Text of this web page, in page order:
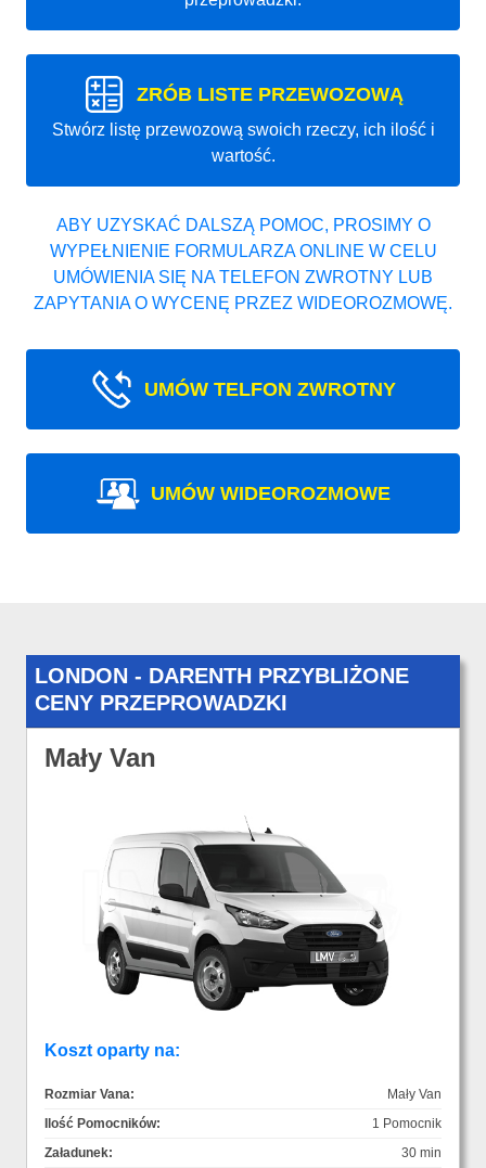
ZRÓB LISTE PRZEWOZOWĄ
Stwórz listę przewozową swoich rzeczy, ich ilość i
wartość.
ABY UZYSKAĆ DALSZĄ POMOC, PROSIMY O
WYPEŁNIENIE FORMULARZA ONLINE W CELU
UMÓWIENIA SIĘ NA TELEFON ZWROTNY LUB
ZAPYTANIA O WYCENĘ PRZEZ WIDEOROZMOWĘ.
UMÓW TELFON ZWROTNY
UMÓW WIDEOROZMOWE
LONDON - DARENTH PRZYBLIŻONE
CENY PRZEPROWADZKI
Mały Van
Koszt oparty na:
Rozmiar Vana:
Mały Van
Ilość Pomocników:
1 Pomocnik
Załadunek:
30 min